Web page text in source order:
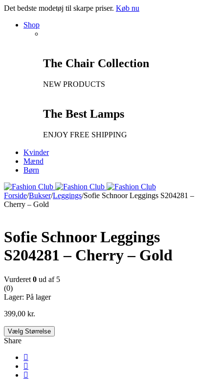
Det bedste modetøj til skarpe priser. Køb nu
Shop
The Chair Collection
NEW PRODUCTS
The Best Lamps
ENJOY FREE SHIPPING
Kvinder
Mænd
Børn
Forside/Bukser/Leggings/Sofie Schnoor Leggings S204281 –
Cherry – Gold
Sofie Schnoor Leggings
S204281 – Cherry – Gold
Vurderet 0 ud af 5
(0)
Lager: På lager
399,00 kr.
Vælg Størrelse
Share